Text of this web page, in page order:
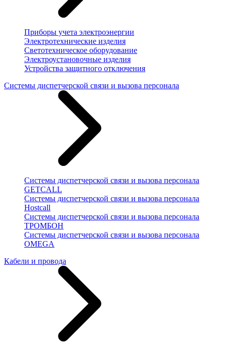
Приборы учета электроэнергии
Электротехнические изделия
Светотехническое оборудование
Электроустановочные изделия
Устройства защитного отключения
Системы диспетчерской связи и вызова персонала
Системы диспетчерской связи и вызова персонала
GETCALL
Системы диспетчерской связи и вызова персонала
Hostcall
Системы диспетчерской связи и вызова персонала
ТРОМБОН
Системы диспетчерской связи и вызова персонала
OMEGA
Кабели и провода